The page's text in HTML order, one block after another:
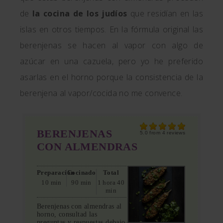
de la cocina de los judíos que residían en las
islas en otros tiempos. En la fórmula original las
berenjenas se hacen al vapor con algo de
azúcar en una cazuela, pero yo he preferido
asarlas en el horno porque la consistencia de la
berenjena al vapor/cocida no me convence.
5.0 from 4 reviews
BERENJENAS
CON ALMENDRAS
Preparación
10 min
Cocinado
90 min
Total
1 hora 40
min
Berenjenas con almendras al
horno, consultad las